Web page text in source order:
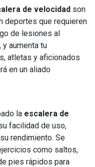
de velocidad son
deportes que requieren
de lesiones al
aumenta tu
atletas y aficionados
en un aliado
la escalera de
facilidad de uso,
rendimiento. Se
como saltos,
pies rápidos para